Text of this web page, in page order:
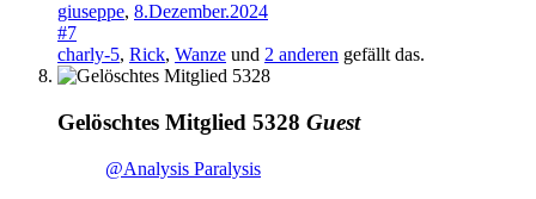
giuseppe, 8.Dezember.2024
#7
charly-5, Rick, Wanze und 2 anderen gefällt das.
Gelöschtes Mitglied 5328 Guest
@Analysis Paralysis